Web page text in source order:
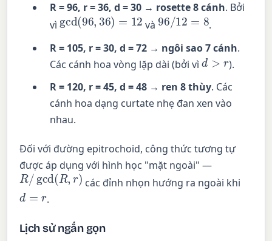
R = 96, r = 36, d = 30 → rosette 8 cánh. Bởi
vì
gcd(96 ,36)= 12
và
96/12=8
.
R = 105, r = 30, d = 72 → ngôi sao 7 cánh.
Các cánh hoa vòng lặp dài (bởi vìd >r
).
R = 120, r = 45, d = 48 → ren 8 thùy. Các
cánh hoa dạng curtate nhẹ đan xen vào
nhau.
Đối với đường epitrochoid, công thức tương tự
được áp dụng với hình học "mặt ngoài" —
R/gcd(R,r)
các đỉnh nhọn hướng ra ngoài khi
d .
Lịch sử ngắn gọn